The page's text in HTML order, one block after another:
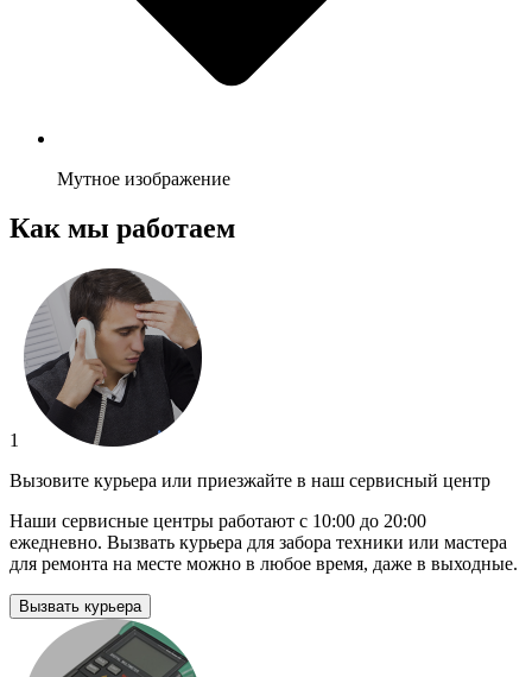
Мутное изображение
Как мы работаем
1
Вызовите курьера или приезжайте в наш сервисный центр
Наши сервисные центры работают с 10:00 до 20:00
ежедневно. Вызвать курьера для забора техники или мастера
для ремонта на месте можно в любое время, даже в выходные.
Вызвать курьера